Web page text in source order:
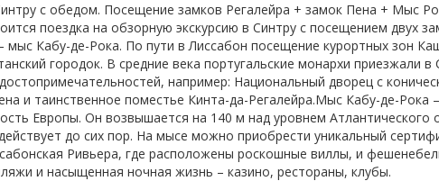
с обедом. Посещение замков Регалейра + замок Пена + Мыс
поездка на обзорную экскурсию в Синтру с посещением двух
Кабу-де-Рока. По пути в Лиссабон посещение курортных зон
городок. В средние века португальские монархи приезжали в
например: Национальный дворец с
и таинственное поместье Кинта-да-Регалейра.Мыс Кабу-де-Рока
Европы. Он возвышается на 140 м над уровнем Атлантического
до сих пор. На мысе можно приобрести уникальный
Ривьера, где расположены роскошные виллы, и
и насыщенная ночная жизнь – казино, рестораны, клубы.